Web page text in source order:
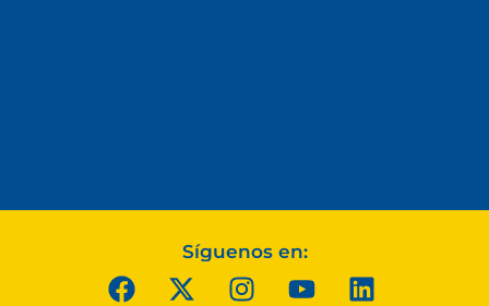
Síguenos en: